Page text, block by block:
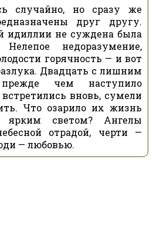
случайно, но сразу же
друг другу.
идиллии не суждена была
недоразумение,
горячность — и вот
Двадцать с лишним
чем наступило
вновь, сумели
Что озарило их жизнь
светом? Ангелы
отрадой, черти —
— любовью.